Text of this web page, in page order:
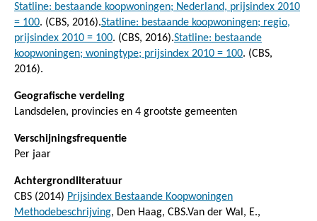
Statline: bestaande koopwoningen; Nederland, prijsindex 2010
= 100. (CBS, 2016).Statline: bestaande koopwoningen; regio,
prijsindex 2010 = 100. (CBS, 2016).Statline: bestaande
koopwoningen; woningtype; prijsindex 2010 = 100. (CBS,
2016).
Geografische verdeling
Landsdelen, provincies en 4 grootste gemeenten
Verschijningsfrequentie
Per jaar
Achtergrondliteratuur
CBS (2014) Prijsindex Bestaande Koopwoningen
Methodebeschrijving, Den Haag, CBS.Van der Wal, E.,